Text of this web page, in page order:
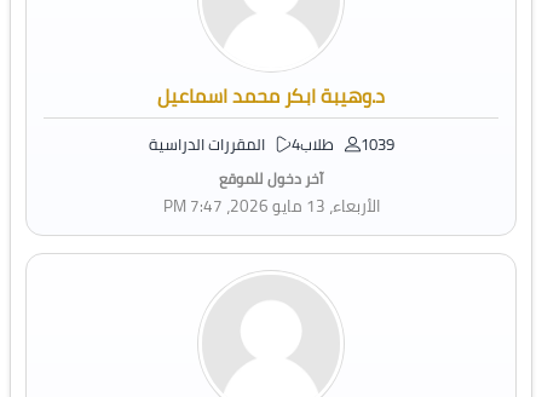
د.وهيبة ابكر محمد اسماعيل
1039 طلاب 4 المقررات الدراسية
آخر دخول للموقع
الأربعاء، 13 مايو 2026، 7:47 PM